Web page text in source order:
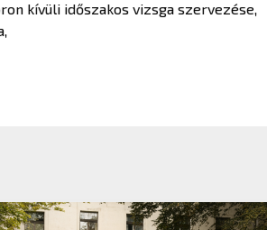
kívüli időszakos vizsga szervezése,